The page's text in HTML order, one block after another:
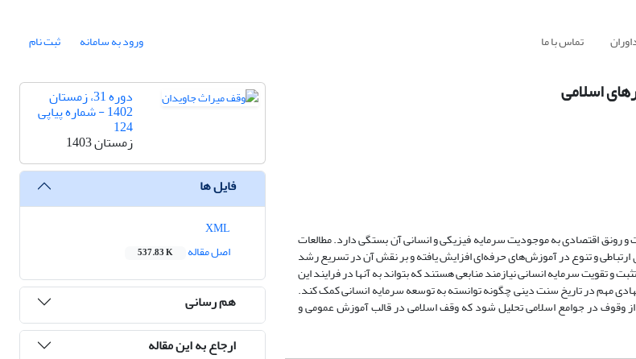
تماس با ما ورود به سامانه ثبت نام
اسلامی
رونق اقتصادی به موجودیت سرمایه فیزیکی و انسانی آن بستگی دارد. مطالعات
و تنوع در ‌آموزش‌های حرفه‌ای افزایش یافته و بر نقش آن در تسریع رشد
تقویت سرمایه انسانی نیازمند منابعی هستند که بتواند به آنها در فرایند این
مهم در تاریخ سنت دینی چگونه توانسته به توسعه سرمایه انسانی کمک کند.
وقوف در جوامع اسلامی تحلیل شود که وقف اسلامی در قالب آموزش عمومی و
دوره 31، زمستان
1402 - شماره پیاپی
124
زمستان 1403
فایل ها
اصل مقاله
537.83 K
هم رسانی
ارجاع به این مقاله